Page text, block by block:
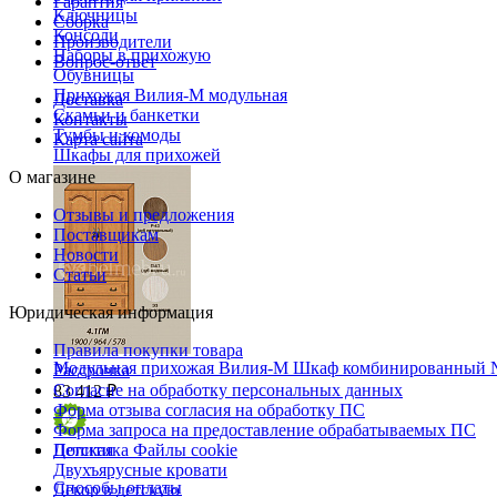
Ключницы
Консоли
Наборы в прихожую
Обувницы
Прихожая Вилия-М модульная
Скамьи и банкетки
Тумбы и комоды
Шкафы для прихожей
Модульная прихожая Вилия-М Шкаф
83 412 ₽
Детская
Двухъярусные кровати
Декор в детскую
Сборка
Производители
Вопрос-ответ
Доставка
Контакты
Карта сайта
О магазине
Отзывы и предложения
Поставщикам
Новости
Статьи
Юридическая информация
Правила покупки товара
Рассрочка
Согласие на обработку персональных данных
Форма отзыва согласия на обработку ПС
Форма запроса на предоставление обрабатываемых ПС
Политика Файлы cookie
Способы оплаты